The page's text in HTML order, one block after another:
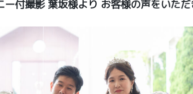
ー付撮影 葉坂様より お客様の声をいただ